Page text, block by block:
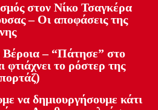
στον Νίκο Τσαγκέρα
– Οι αποφάσεις της
Βέροια – “Πάτησε” στο
φτιάχνει το ρόστερ της
να δημιουργήσουμε κάτι